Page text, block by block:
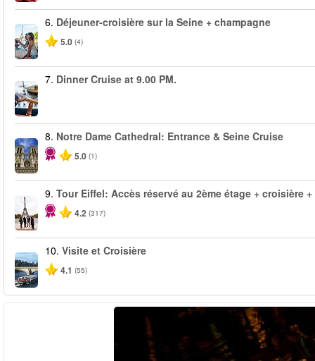
6. Déjeuner-croisière sur la Seine + champagne
5.0 (4)
7. Dinner Cruise at 9.00 PM.
8. Notre Dame Cathedral: Entrance & Seine Cruise
5.0 (1)
9. Tour Eiffel: Accès réservé au 2ème étage + croisière
4.2 (317)
10. Visite et Croisière
4.1 (55)